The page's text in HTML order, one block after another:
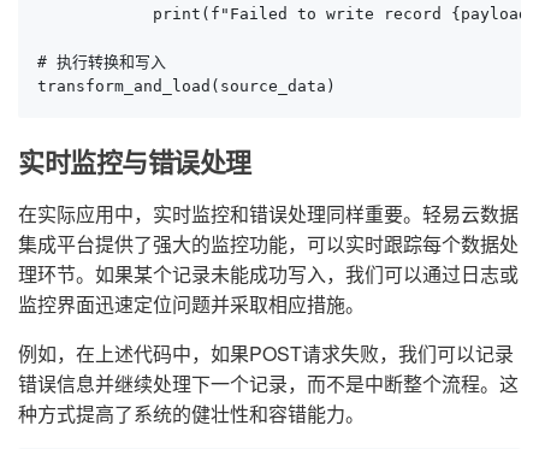
print(f"Failed to write record
# 执行转换和写入
transform_and_load(source_data)
实时监控与错误处理
在实际应用中，实时监控和错误处理同样重要。轻易云数据
集成平台提供了强大的监控功能，可以实时跟踪每个数据处
理环节。如果某个记录未能成功写入，我们可以通过日志或
监控界面迅速定位问题并采取相应措施。
例如，在上述代码中，如果POST请求失败，我们可以记录
错误信息并继续处理下一个记录，而不是中断整个流程。这
种方式提高了系统的健壮性和容错能力。